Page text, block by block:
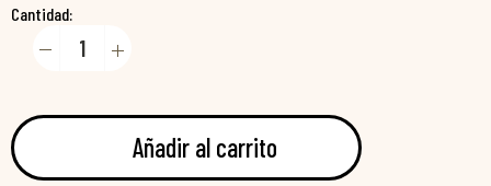
Cantidad:
Añadir al carrito